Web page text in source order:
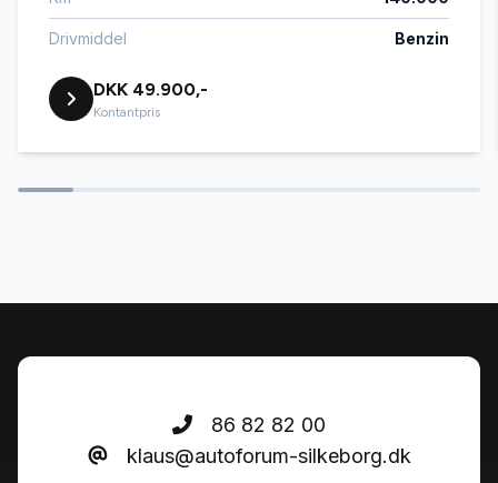
Parkeringssensor bagved
Parkeringssensor foran
Drivmiddel Benzin
DKK 49.900,-
Kontantpris
86 82 82 00
klaus@autoforum-silkeborg.dk